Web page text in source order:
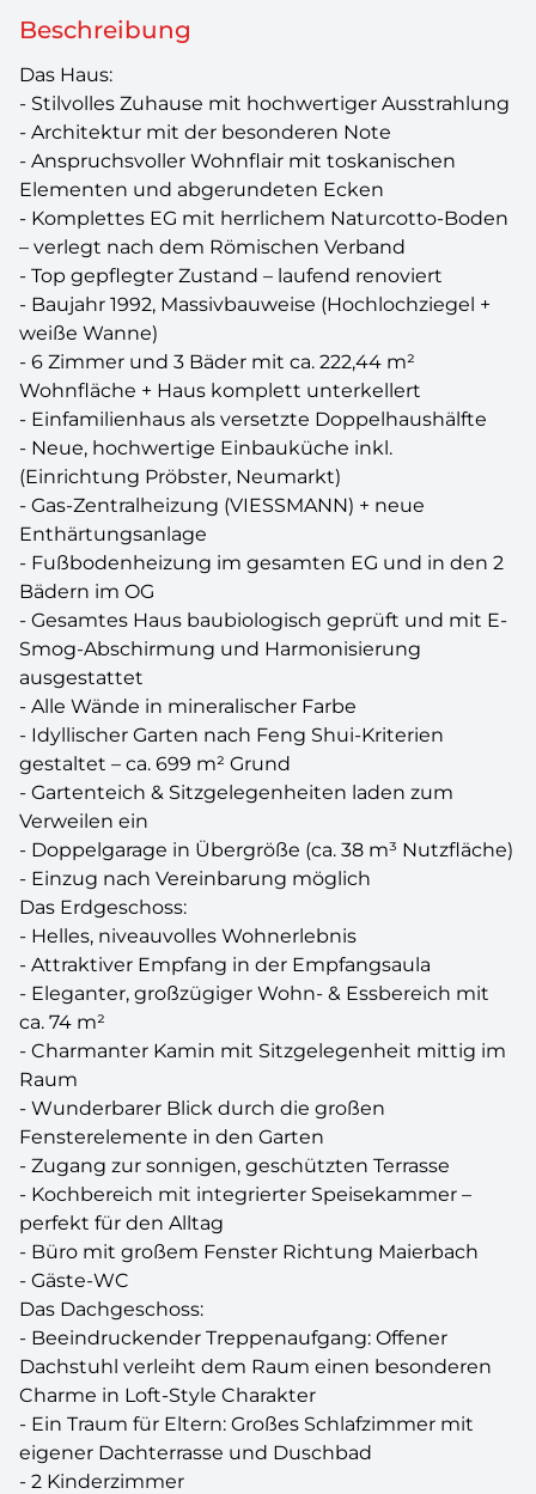
Beschreibung
Das Haus:
- Stilvolles Zuhause mit hochwertiger Ausstrahlung
- Architektur mit der besonderen Note
- Anspruchsvoller Wohnflair mit toskanischen
Elementen und abgerundeten Ecken
- Komplettes EG mit herrlichem Naturcotto-Boden
– verlegt nach dem Römischen Verband
- Top gepflegter Zustand – laufend renoviert
- Baujahr 1992, Massivbauweise (Hochlochziegel +
weiße Wanne)
- 6 Zimmer und 3 Bäder mit ca. 222,44 m²
Wohnfläche + Haus komplett unterkellert
- Einfamilienhaus als versetzte Doppelhaushälfte
- Neue, hochwertige Einbauküche inkl.
(Einrichtung Pröbster, Neumarkt)
- Gas-Zentralheizung (VIESSMANN) + neue
Enthärtungsanlage
- Fußbodenheizung im gesamten EG und in den 2
Bädern im OG
- Gesamtes Haus baubiologisch geprüft und mit E-
Smog-Abschirmung und Harmonisierung
ausgestattet
- Alle Wände in mineralischer Farbe
- Idyllischer Garten nach Feng Shui-Kriterien
gestaltet – ca. 699 m² Grund
- Gartenteich & Sitzgelegenheiten laden zum
Verweilen ein
- Doppelgarage in Übergröße (ca. 38 m³ Nutzfläche)
- Einzug nach Vereinbarung möglich
Das Erdgeschoss:
- Helles, niveauvolles Wohnerlebnis
- Attraktiver Empfang in der Empfangsaula
- Eleganter, großzügiger Wohn- & Essbereich mit
ca. 74 m²
- Charmanter Kamin mit Sitzgelegenheit mittig im
Raum
- Wunderbarer Blick durch die großen
Fensterelemente in den Garten
- Zugang zur sonnigen, geschützten Terrasse
- Kochbereich mit integrierter Speisekammer –
perfekt für den Alltag
- Büro mit großem Fenster Richtung Maierbach
- Gäste-WC
Das Dachgeschoss:
- Beeindruckender Treppenaufgang: Offener
Dachstuhl verleiht dem Raum einen besonderen
Charme in Loft-Style Charakter
- Ein Traum für Eltern: Großes Schlafzimmer mit
eigener Dachterrasse und Duschbad
- 2 Kinderzimmer